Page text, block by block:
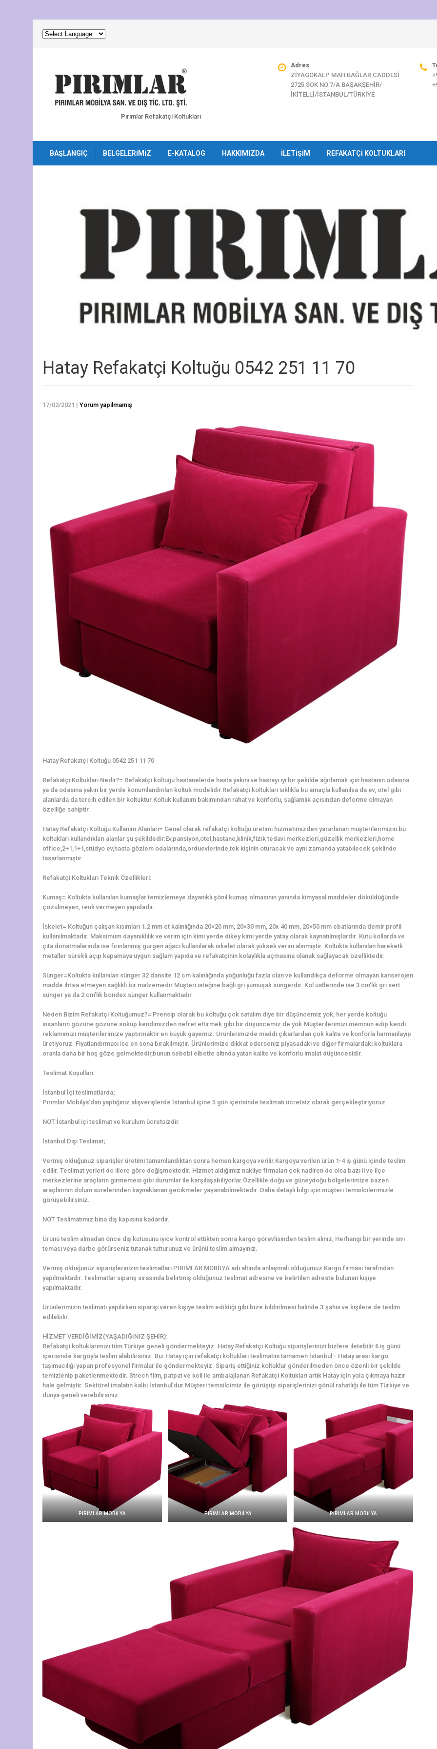
Pırımlar Refakatçi Koltukları
Adres
ZİYAGÖKALP MAH BAĞLAR CADDESİ
2725 SOK NO:7/A BAŞAKŞEHİR/
İKİTELLİ/İSTANBUL/TÜRKİYE
BAŞLANGIÇ BELGELERIMIZ E-KATALOG HAKKIMIZDA İLETIŞIM REFAKATÇI KOLTUKLARI
Hatay Refakatçi Koltuğu 0542 251 11 70
17/02/2021 | Yorum yapılmamış
Hatay Refakatçi Koltuğu 0542 251 11 70
Refakatçi Koltukları Nedir?= Refakatçi koltuğu hastanelerde hasta yakını ve hastayı iyi bir şekilde ağırlamak için hastanın odasına
ya da odasına yakın bir yerde konumlandırılan koltuk modelidir.Refakatçi koltukları sıklıkla bu amaçla kullanılsa da ev, otel gibi
alanlarda da tercih edilen bir koltuktur.Koltuk kullanım bakımından rahat ve konforlu, sağlamlık açısından deforme olmayan
özelliğe sahiptir.
Hatay Refakatçi Koltuğu Kullanım Alanları= Genel olarak refakatçi koltuğu üretimi hizmetimizden yararlanan müşterilerimizin bu
koltukları kullandıkları alanlar şu şekildedir:Ev,pansiyon,otel,hastane,klinik,fizik tedavi merkezleri,güzellik merkezleri,home
office,2+1,1+1,stüdyo ev,hasta gözlem odalarında,orduevlerinde,tek kişinin oturacak ve aynı zamanda yatabilecek şeklinde
tasarlanmıştır.
Refakatçi Koltukları Teknik Özellikleri:
Kumaş= Koltukta kullanılan kumaşlar temizlemeye dayanıklı şönil kumaş olmasının yanında kimyasal maddeler döküldüğünde
çözülmeyen, renk vermeyen yapıdadır.
İskelet= Koltuğun çalışan kısımları 1.2 mm et kalınlığında 20×20 mm, 20×30 mm, 20x 40 mm, 20×50 mm ebatlarında demir profil
kullanılmaktadır. Maksimum dayanıklılık ve verim için kimi yerde dikey kimi yerde yatay olarak kaynatılmışlardır. Kutu kollarda ve
çıta donatmalarında ise fırınlanmış gürgen ağacı kullanılarak iskelet olarak yüksek verim alınmıştır. Koltukta kullanılan hareketli
metaller sürekli açıp kapamaya uygun sağlam yapıda ve refakatçinin kolaylıkla açmasına olanak sağlayacak özelliktedir.
Sünger=Koltukta kullanılan sünger 32 dansite 12 cm kalınlığında yoğunluğu fazla olan ve kullandıkça deforme olmayan kanserojen
madde ihtiva etmeyen sağlıklı bir malzemedir.Müşteri isteğine bağlı gri yumuşak süngerdir. Kol üstlerinde ise 3 cm’lik gri sert
sünger ya da 2 cm’lik bondex sünger kullanmaktadır.
Neden Bizim Refakatçi Koltuğumuz?= Prensip olarak bu koltuğu çok satalım diye bir düşüncemiz yok, her yerde koltuğu
insanların gözüne gözüne sokup kendimizden nefret ettirmek gibi bir düşüncemiz de yok.Müşterilerimizi memnun edip kendi
reklamımızı müşterilerimize yaptırmaktır en büyük gayemiz. Ürünlerimizde maddi çıkarlardan çok kalite ve konforla harmanlayıp
üretiyoruz. Fiyatlandırması ise en sona bırakılmıştır. Ürünlerimize dikkat ederseniz piyasadaki ve diğer firmalardaki koltuklara
oranla daha bir hoş göze gelmektedir,bunun sebebi elbette altında yatan kalite ve konforlu imalat düşüncesidir.
Teslimat Koşulları:
İstanbul İçi teslimatlarda;
Pırımlar Mobilya‘dan yaptığınız alışverişlerde İstanbul içine 5 gün içerisinde teslimatı ücretsiz olarak gerçekleştiriyoruz.
NOT:İstanbul içi teslimat ve kurulum ücretsizdir.
İstanbul Dışı Teslimat;
Vermiş olduğunuz siparişler üretimi tamamlandıktan sonra hemen kargoya verilir.Kargoya verilen ürün 1-4 iş günü içinde teslim
edilir. Teslimat yerleri de illere göre değişmektedir. Hizmet aldığımız nakliye firmaları çok nadiren de olsa bazı il ve ilçe
merkezlerine araçların girmemesi gibi durumlar ile karşılaşabiliyorlar.Özellikle doğu ve güneydoğu bölgelerimize bazen
araçlarının dolum sürelerinden kaynaklanan gecikmeler yaşanabilmektedir. Daha detaylı bilgi için müşteri temsilcilerimizle
görüşebilirsiniz.
NOT:Teslimatımız bina dış kapısına kadardır.
Ürünü teslim almadan önce dış kutusunu iyice kontrol ettikten sonra kargo görevlisinden teslim alınız, Herhangi bir yerinde sıvı
teması veya darbe görürseniz tutanak tutturunuz ve ürünü teslim almayınız.
Vermiş olduğunuz siparişlerinizin teslimatları PIRIMLAR MOBİLYA adı altında anlaşmalı olduğumuz Kargo firması tarafından
yapılmaktadır. Teslimatlar sipariş sırasında belirtmiş olduğunuz teslimat adresine ve belirtilen adreste bulunan kişiye
yapılmaktadır.
Ürünlerimizin teslimatı yapılırken siparişi veren kişiye teslim edildiği gibi bize bildirilmesi halinde 3.şahıs ve kişilere de teslim
edilebilir.
HİZMET VERDİĞİMİZ(YAŞADIĞINIZ ŞEHİR):
Refakatçi koltuklarımızı tüm Türkiye geneli göndermekteyiz. Hatay Refakatçi Koltuğu siparişlerinizi bizlere iletebilir 6 iş günü
içerisinde kargoyla teslim alabilirsiniz. Biz Hatay için refakatçi koltukları teslimatını tamamen İstanbul– Hatay arası kargo
taşımacılığı yapan profesyonel firmalar ile göndermekteyiz. Sipariş ettiğiniz koltuklar gönderilmeden önce özenli bir şekilde
temizlenip paketlenmektedir. Strech film, patpat ve koli ile ambalajlanan Refakatçi Koltukları artık Hatay için yola çıkmaya hazır
hale gelmiştir. Sektörel imalatın kalbi İstanbul’dur.Müşteri temsilcimiz ile görüşüp siparişlerinizi gönül rahatlığı ile tüm Türkiye ve
dünya geneli verebilirsiniz.
PIRIMLAR MOBİLYA PIRIMLAR MOBİLYA PIRIMLAR MOBİLYA